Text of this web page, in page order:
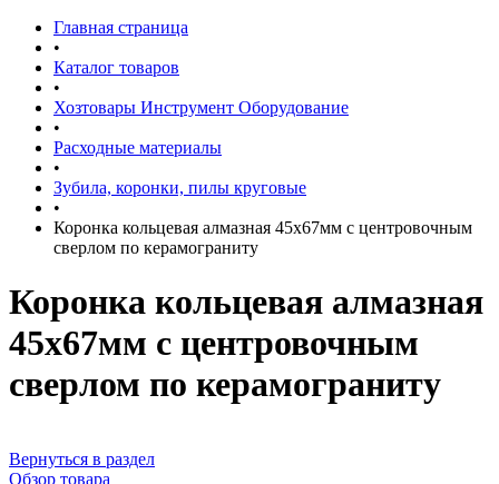
Главная страница
•
Каталог товаров
•
Хозтовары Инструмент Оборудование
•
Расходные материалы
•
Зубила, коронки, пилы круговые
•
Коронка кольцевая алмазная 45х67мм с центровочным
свеpлом по кеpамограниту
Коронка кольцевая алмазная
45х67мм с центровочным
свеpлом по кеpамограниту
Вернуться в раздел
Обзор товара